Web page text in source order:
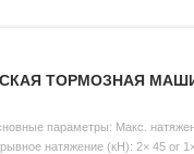
ТОРМОЗНАЯ
параметры: Макс.
натяжение (кН): 2× 45 or